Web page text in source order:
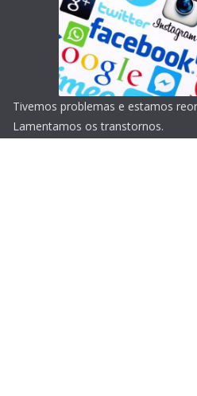
Tivemos problemas e estamos
Lamentamos os transtornos.